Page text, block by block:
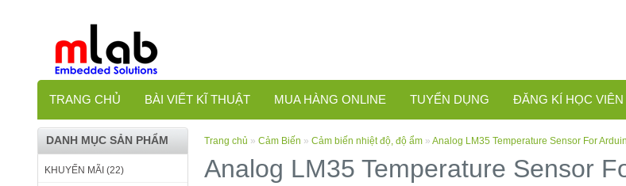
TRANG CHỦ BÀI VIẾT KĨ THUẬT MUA HÀNG ONLINE TUYỂN DỤNG ĐĂNG KÍ HỌC VIÊN
DANH MỤC SẢN PHẨM
KHUYẾN MÃI (22)
Trang chủ » Cảm Biến » Cảm biến nhiệt độ, độ ẩm » Analog LM35 Temperature Sensor For
Analog LM35 Temperature Sensor